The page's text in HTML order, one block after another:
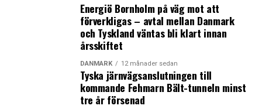
Energiö Bornholm på väg mot att
förverkligas – avtal mellan Danmark
och Tyskland väntas bli klart innan
årsskiftet
DANMARK 12 månader sedan
Tyska järnvägsanslutningen till
kommande Fehmarn Bält-tunneln minst
tre år försenad